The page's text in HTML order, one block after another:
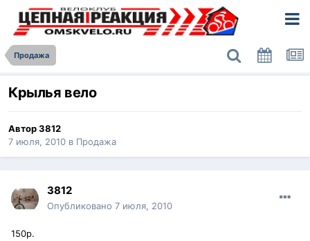
Продажа
Крылья вело
Автор3812
7 июля, 2010 в Продажа
3812
Опубликовано 7 июля, 2010
150р.